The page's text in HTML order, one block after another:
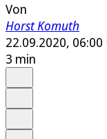
Von
Horst Komuth
22.09.2020, 06:00
3 min